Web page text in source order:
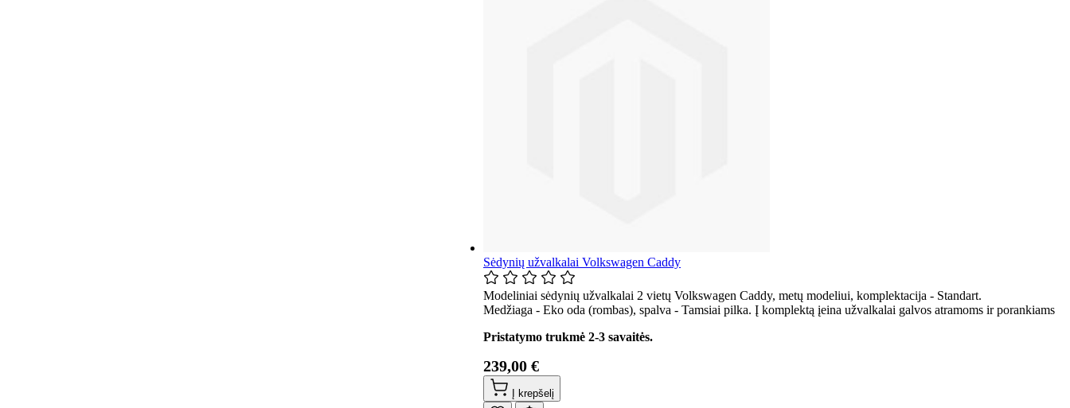
Sėdynių užvalkalai Volkswagen Caddy
Modeliniai sėdynių užvalkalai 2 vietų Volkswagen Caddy, metų modeliui, komplektacija - Standart.
Medžiaga - Eko oda (rombas), spalva - Tamsiai pilka. Į komplektą įeina užvalkalai galvos atramoms ir porankiams
Pristatymo trukmė 2-3 savaitės.
239,00 €
Į krepšelį